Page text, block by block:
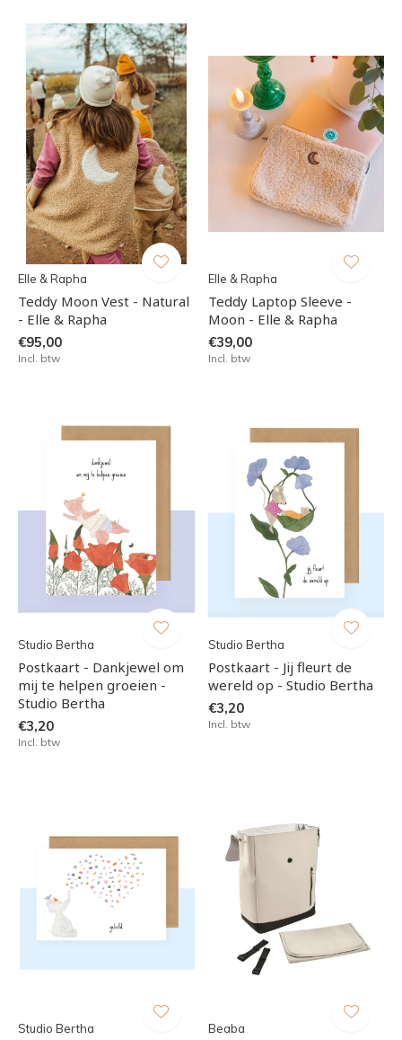
Elle & Rapha
Teddy Moon Vest - Natural
- Elle & Rapha
€95,00
Incl. btw
Elle & Rapha
Teddy Laptop Sleeve -
Moon - Elle & Rapha
€39,00
Incl. btw
Studio Bertha
Postkaart - Dankjewel om
mij te helpen groeien -
Studio Bertha
€3,20
Incl. btw
Studio Bertha
Postkaart - Jij fleurt de
wereld op - Studio Bertha
€3,20
Incl. btw
Studio Bertha Beaba